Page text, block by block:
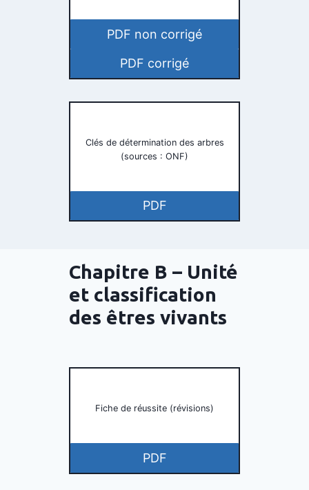
PDF non corrigé
PDF corrigé
Clés de détermination des arbres
(sources : ONF)
PDF
Chapitre B – Unité
et classification
des êtres vivants
Fiche de réussite (révisions)
PDF